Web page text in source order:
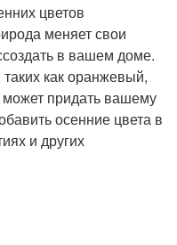
цветов
меняет свои
в вашем доме.
как оранжевый,
придать вашему
осенние цвета в
и других